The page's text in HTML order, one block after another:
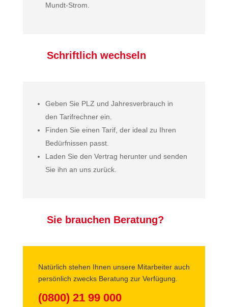
Mundt-Strom.
Schriftlich wechseln
Geben Sie PLZ und Jahresverbrauch in
den Tarifrechner ein.
Finden Sie einen Tarif, der ideal zu Ihren
Bedürfnissen passt.
Laden Sie den Vertrag herunter und senden
Sie ihn an uns zurück.
Sie brauchen Beratung?
Natürlich stehen Ihnen unsere Mitarbeiter auch
persönlich zwecks Beratung zur Verfügung.
(0800) 21 99 000